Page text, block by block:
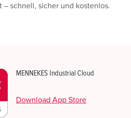
– schnell, sicher und kostenlos.
MENNEKES Industrial Cloud
Download App Store